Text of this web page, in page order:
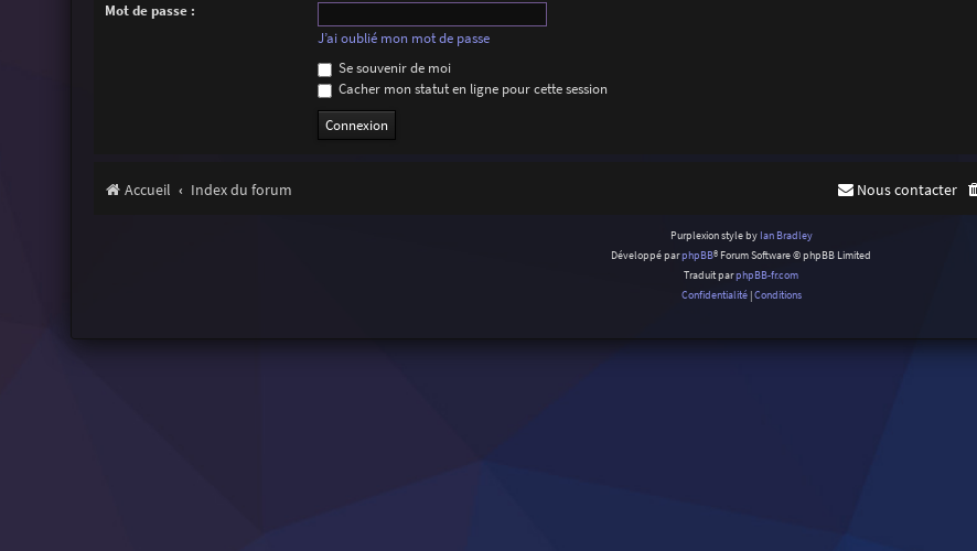
Mot de passe :
J’ai oublié mon mot de passe
Se souvenir de moi
Cacher mon statut en ligne pour cette session
Accueil Index du forum Nous contacter
Purplexion style by Ian Bradley
Développé parphpBB® Forum Software © phpBB Limited
Traduit parphpBB-fr.com
Confidentialité|Conditions